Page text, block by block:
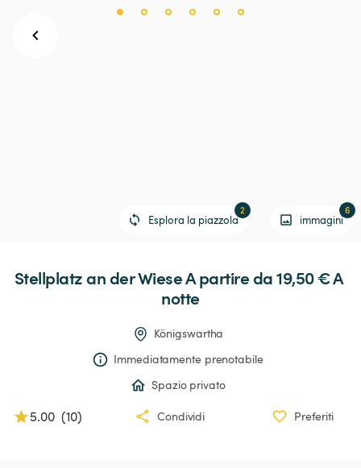
immagini
6
Esplora la piazzola
2
StellplatzanderWiese A partire da 19,50 € A
notte
Königswartha
Immediatamente prenotabile
Spazio privato
5.00 (10) Condividi Preferiti